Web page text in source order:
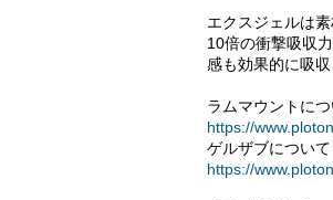
エクスジェルは
10倍の衝撃吸収
感も効果的に吸収
ラムマウントに
https://
ゲルザブについて
https://